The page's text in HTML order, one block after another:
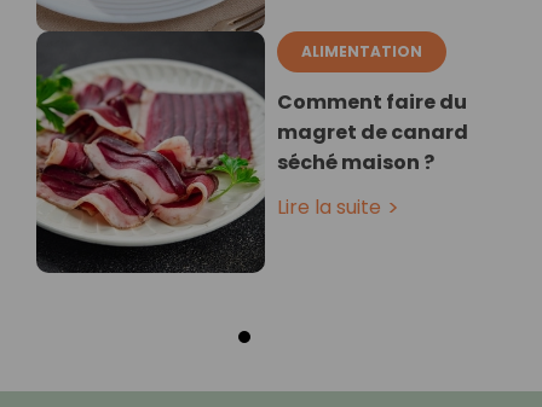
ALIMENTATION
Comment faire du
magret de canard
séché maison ?
Lire la suite